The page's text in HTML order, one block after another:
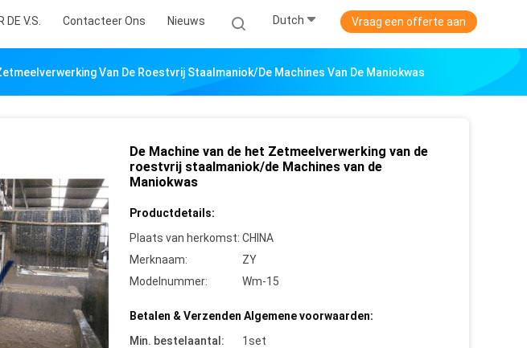
DE V.S. Contacteer Ons Nieuws Dutch Vraag een offerte aan
Van De Roestvrij Staalmaniok/de Machines Van De Maniokwas
De Machine van de het Zetmeelverwerking van de
roestvrij staalmaniok/de Machines van de
Maniokwas
Productdetails:
Plaats van herkomst: CHINA
Merknaam:
ZY
Modelnummer:
Wm-15
Betalen & Verzenden Algemene voorwaarden:
Min. bestelaantal:
1set